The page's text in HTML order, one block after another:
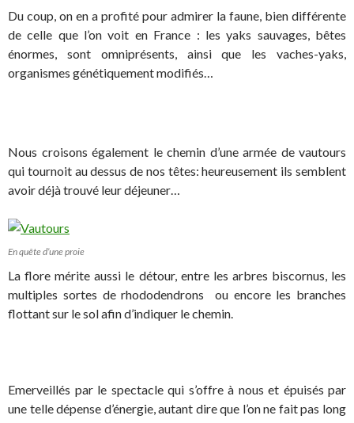
Du coup, on en a profité pour admirer la faune, bien différente
de celle que l’on voit en France : les yaks sauvages, bêtes
énormes, sont omniprésents, ainsi que les vaches-yaks,
organismes génétiquement modifiés…
Nous croisons également le chemin d’une armée de vautours
qui tournoit au dessus de nos têtes: heureusement ils semblent
avoir déjà trouvé leur déjeuner…
En quête d’une proie
La flore mérite aussi le détour, entre les arbres biscornus, les
multiples sortes de rhododendrons ou encore les branches
flottant sur le sol afin d’indiquer le chemin.
Emerveillés par le spectacle qui s’offre à nous et épuisés par
une telle dépense d’énergie, autant dire que l’on ne fait pas long